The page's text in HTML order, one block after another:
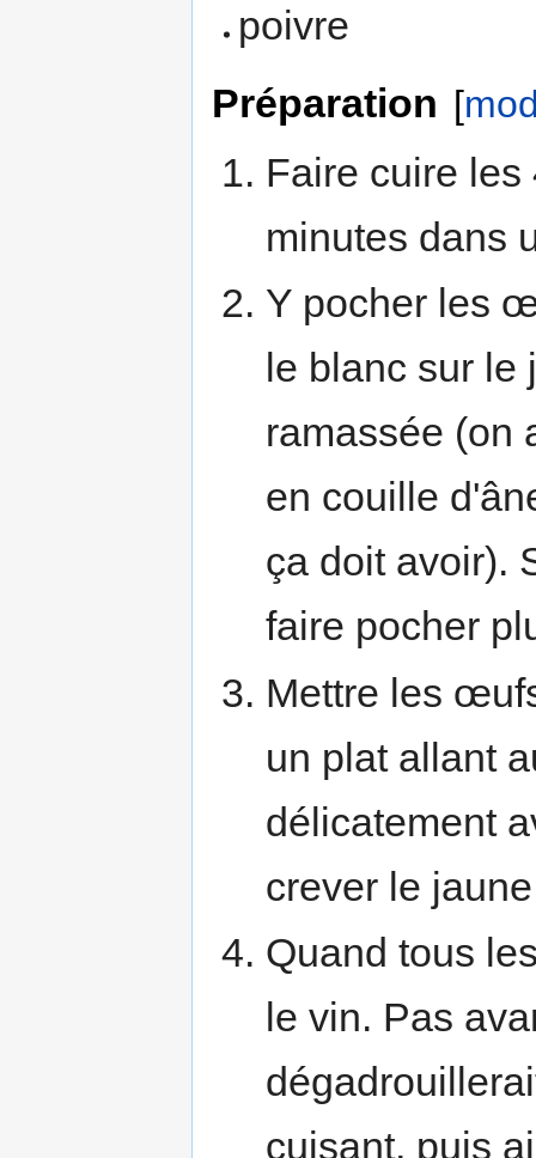
poivre
Préparation [
Faire cuire
minutes dans
Y pocher les
le blanc sur
ramassée (on
en couille
ça doit avoir).
faire pocher
Mettre les
un plat allant
délicatement
crever le
Quand tous
le vin. Pas
cuisant, puis